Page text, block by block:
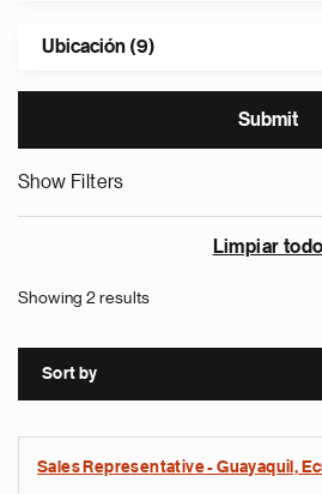
Ubicación (9)
Show Filters
Limpiar todo
Showing 2 results
Sort by
Sales Representative - Guayaquil,